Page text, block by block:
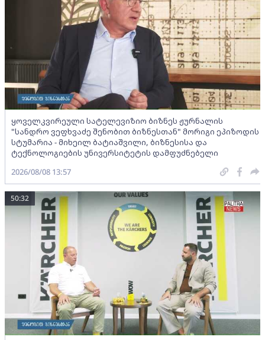
ყოველკვირეული სატელევიზიო ბიზნეს ჟურნალის
"სანდრო ვეფხვაძე შენობით ბიზნესთან" მორიგი ეპიზოდის
სტუმარია - მიხეილ ბატიაშვილი, ბიზნესისა და
ტექნოლოგიების უნივერსიტეტის დამფუძნებელი
2026/08/08 13:57
50:32